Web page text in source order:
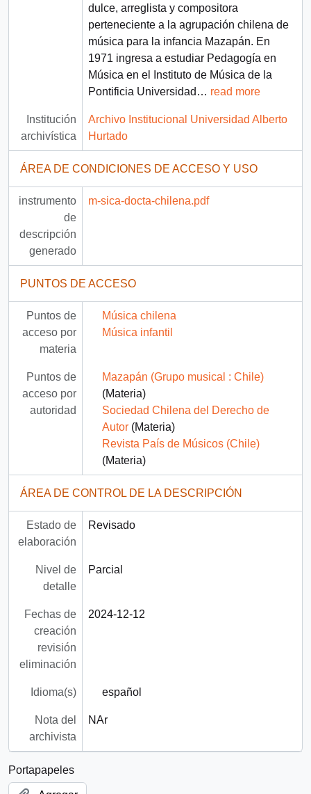
dulce, arreglista y compositora
perteneciente a la agrupación chilena de
música para la infancia Mazapán. En
1971 ingresa a estudiar Pedagogía en
Música en el Instituto de Música de la
Pontificia Universidad … read more
Institución
archivística
Archivo Institucional Universidad Alberto
Hurtado
ÁREA DE CONDICIONES DE ACCESO Y USO
instrumento
de
descripción
generado
m-sica-docta-chilena.pdf
PUNTOS DE ACCESO
Puntos de
acceso por
materia
Música chilena
Música infantil
Puntos de
acceso por
autoridad
Mazapán (Grupo musical : Chile)
(Materia)
Sociedad Chilena del Derecho de
Autor(Materia)
Revista País de Músicos (Chile)
(Materia)
ÁREA DE CONTROL DE LA DESCRIPCIÓN
Estado de
elaboración
Revisado
Nivel de
detalle
Parcial
Fechas de
creación
revisión
eliminación
2024-12-12
Idioma(s) español
Nota del
archivista
NAr
Portapapeles